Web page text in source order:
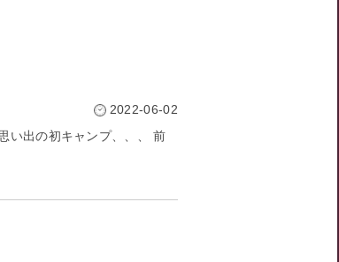
2022-06-02
い出の初キャンプ、、、 前